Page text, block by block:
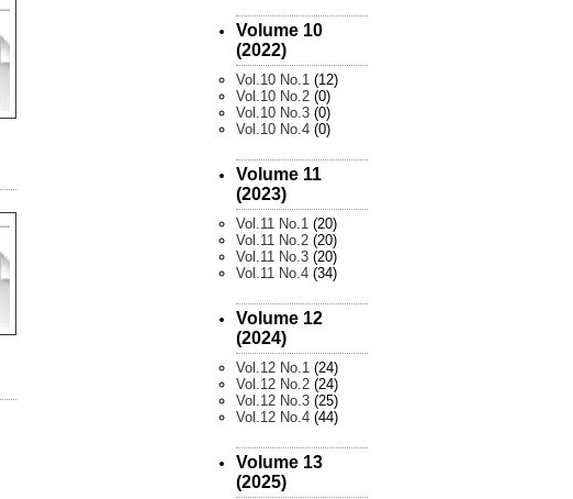
Volume 10
(2022)
Vol.10 No.1 (12)
Vol.10 No.2 (0)
Vol.10 No.3 (0)
Vol.10 No.4 (0)
Volume 11
(2023)
Vol.11 No.1 (20)
Vol.11 No.2 (20)
Vol.11 No.3 (20)
Vol.11 No.4 (34)
Volume 12
(2024)
Vol.12 No.1 (24)
Vol.12 No.2 (24)
Vol.12 No.3 (25)
Vol.12 No.4 (44)
Volume 13
(2025)